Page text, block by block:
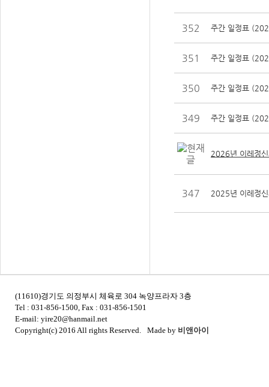
352 주간 일정표
351 주간 일정표
350 주간 일정표
349 주간 일정표
2026년 이레정
347 2025년 이레정
(11610)경기도 의정부시 체육로 304 녹양프라자 3층
Tel : 031-856-1500, Fax : 031-856-1501
E-mail: yire20@hanmail.net
Copyright(c) 2016 All rights Reserved.
Made by 비앤아이